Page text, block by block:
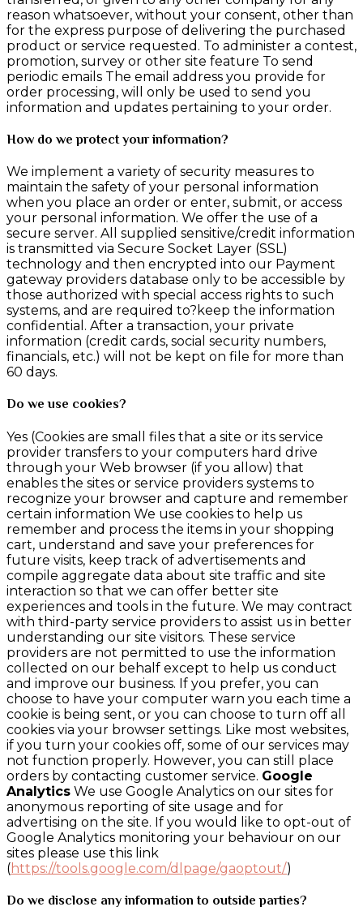
reason whatsoever, without your consent, other than
for the express purpose of delivering the purchased
product or service requested. To administer a contest,
promotion, survey or other site feature To send
periodic emails The email address you provide for
order processing, will only be used to send you
information and updates pertaining to your order.
How do we protect your information?
We implement a variety of security measures to
maintain the safety of your personal information
when you place an order or enter, submit, or access
your personal information. We offer the use of a
secure server. All supplied sensitive/credit information
is transmitted via Secure Socket Layer (SSL)
technology and then encrypted into our Payment
gateway providers database only to be accessible by
those authorized with special access rights to such
systems, and are required to?keep the information
confidential. After a transaction, your private
information (credit cards, social security numbers,
financials, etc.) will not be kept on file for more than
60 days.
Do we use cookies?
Yes (Cookies are small files that a site or its service
provider transfers to your computers hard drive
through your Web browser (if you allow) that
enables the sites or service providers systems to
recognize your browser and capture and remember
certain information We use cookies to help us
remember and process the items in your shopping
cart, understand and save your preferences for
future visits, keep track of advertisements and
compile aggregate data about site traffic and site
interaction so that we can offer better site
experiences and tools in the future. We may contract
with third-party service providers to assist us in better
understanding our site visitors. These service
providers are not permitted to use the information
collected on our behalf except to help us conduct
and improve our business. If you prefer, you can
choose to have your computer warn you each time a
cookie is being sent, or you can choose to turn off all
cookies via your browser settings. Like most websites,
if you turn your cookies off, some of our services may
not function properly. However, you can still place
orders by contacting customer service. Google
Analytics We use Google Analytics on our sites for
anonymous reporting of site usage and for
advertising on the site. If you would like to opt-out of
Google Analytics monitoring your behaviour on our
sites please use this link
(https://tools.google.com/dlpage/gaoptout/)
Do we disclose any information to outside parties?